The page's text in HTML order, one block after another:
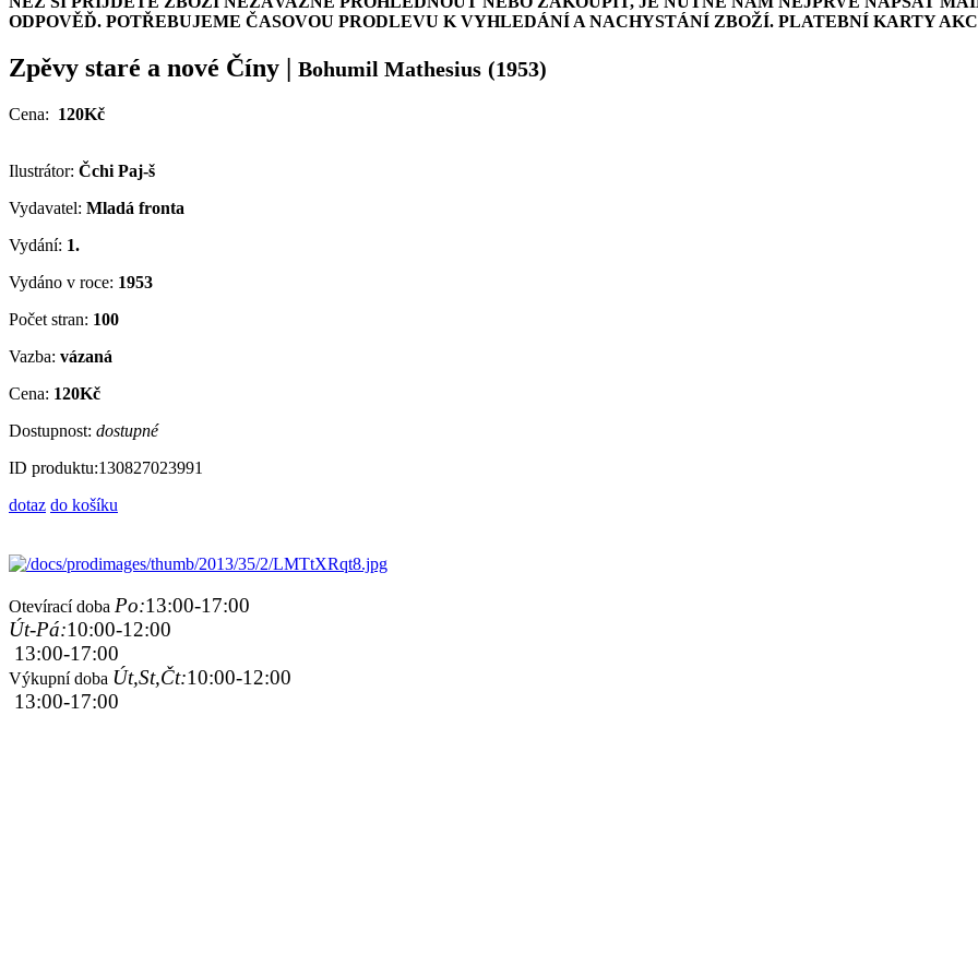
ODPOVĚĎ. POTŘEBUJEME ČASOVOU PRODLEVU K VYHLEDÁNÍ A NACHYSTÁNÍ ZBOŽÍ. PLATEBNÍ KARTY
Zpěvy staré a nové Číny | Bohumil Mathesius (1953)
Cena: 120Kč
Ilustrátor: Čchi Paj-š
Vydavatel: Mladá fronta
Vydání: 1.
Vydáno v roce: 1953
Počet stran: 100
Vazba: vázaná
Cena: 120Kč
Dostupnost: dostupné
ID produktu:130827023991
dotaz do košíku
Otevírací doba Po:13:00-17:00
Út-Pá:10:00-12:00
13:00-17:00
Výkupní doba Út,St,Čt:10:00-12:00
13:00-17:00